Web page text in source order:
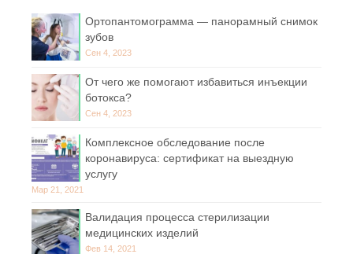
Ортопантомограмма — панорамный снимок
зубов
Сен 4, 2023
От чего же помогают избавиться инъекции
ботокса?
Сен 4, 2023
Комплексное обследование после
коронавируса: сертификат на выездную
услугу
Мар 21, 2021
Валидация процесса стерилизации
медицинских изделий
Фев 14, 2021